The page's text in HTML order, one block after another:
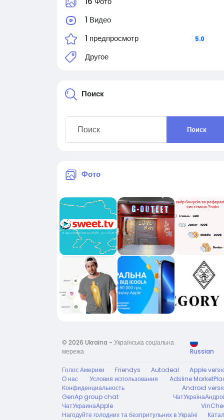
Приєднуйтесь, діліться своїм досвідом та
заробляйте разом з нами!
1 Видео
1 предпросмотр
5.0
Другое
Поиск
Поиск
Фото
© 2026 Ukraina - Українська соціальна
мережа
Russian
Голос Америки Friendys Autodeal
Apple
О нас
Условия использования
Adsline
Конфиденциальность
Android
GenAp group chat
ЧатУкраинаApple
Нагодуйте голодних та безпритульних в Україні